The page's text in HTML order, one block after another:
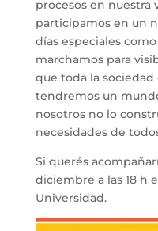
procesos en nuestra
participamos en un
días especiales
marchamos para
que toda la
tendremos un
nosotros no lo
necesidades de
Si querés
diciembre a las 18 h
Universidad.